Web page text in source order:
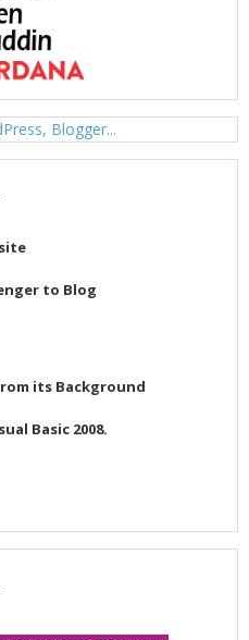
to Blog
its Background
Basic 2008.